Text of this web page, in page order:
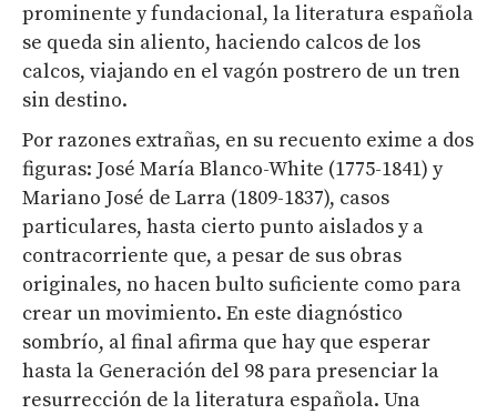
prominente y fundacional, la literatura española
se queda sin aliento, haciendo calcos de los
calcos, viajando en el vagón postrero de un tren
sin destino.
Por razones extrañas, en su recuento exime a dos
figuras: José María Blanco-White (1775-1841) y
Mariano José de Larra (1809-1837), casos
particulares, hasta cierto punto aislados y a
contracorriente que, a pesar de sus obras
originales, no hacen bulto suficiente como para
crear un movimiento. En este diagnóstico
sombrío, al final afirma que hay que esperar
hasta la Generación del 98 para presenciar la
resurrección de la literatura española. Una